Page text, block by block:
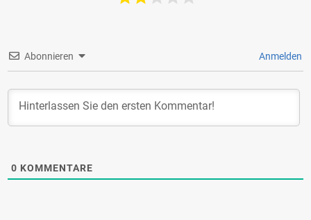
Abonnieren Anmelden
0 KOMMENTARE